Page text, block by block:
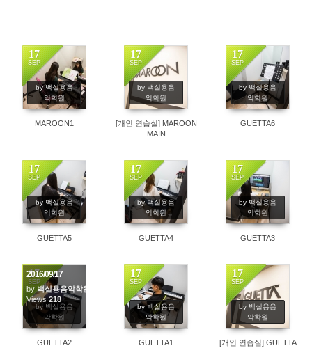
17
SEP
by 백실용음
악학원
221
MAROON1
17
SEP
by 백실용음
악학원
6056
[개인 연습실] MAROON
MAIN
17
SEP
by 백실용음
악학원
199
GUETTA6
17
SEP
by 백실용음
악학원
204
GUETTA5
17
SEP
by 백실용음
악학원
190
GUETTA4
17
SEP
by 백실용음
악학원
248
GUETTA3
17
SEP
by 백실용음
악학원
2016/09/17
by백실용음악학원
Views218
GUETTA2
17
SEP
by 백실용음
악학원
214
GUETTA1
17
SEP
by 백실용음
악학원
359
[개인 연습실] GUETTA